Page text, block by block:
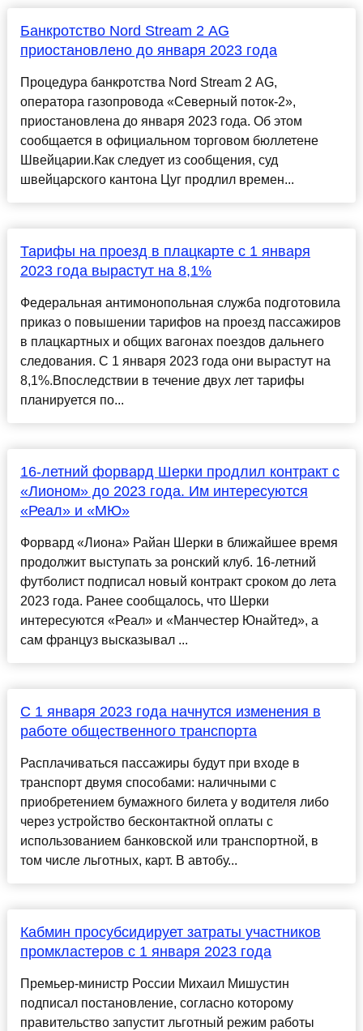
Банкротство Nord Stream 2 AG
приостановлено до января 2023 года
Процедура банкротства Nord Stream 2 AG,
оператора газопровода «Северный поток-2»,
приостановлена до января 2023 года. Об этом
сообщается в официальном торговом бюллетене
Швейцарии.Как следует из сообщения, суд
швейцарского кантона Цуг продлил времен...
Тарифы на проезд в плацкарте с 1 января
2023 года вырастут на 8,1%
Федеральная антимонопольная служба подготовила
приказ о повышении тарифов на проезд пассажиров
в плацкартных и общих вагонах поездов дальнего
следования. С 1 января 2023 года они вырастут на
8,1%.Впоследствии в течение двух лет тарифы
планируется по...
16-летний форвард Шерки продлил контракт с
«Лионом» до 2023 года. Им интересуются
«Реал» и «МЮ»
Форвард «Лиона» Райан Шерки в ближайшее время
продолжит выступать за ронский клуб. 16-летний
футболист подписал новый контракт сроком до лета
2023 года. Ранее сообщалось, что Шерки
интересуются «Реал» и «Манчестер Юнайтед», а
сам француз высказывал ...
С 1 января 2023 года начнутся изменения в
работе общественного транспорта
Расплачиваться пассажиры будут при входе в
транспорт двумя способами: наличными с
приобретением бумажного билета у водителя либо
через устройство бесконтактной оплаты с
использованием банковской или транспортной, в
том числе льготных, карт. В автобу...
Кабмин просубсидирует затраты участников
промкластеров с 1 января 2023 года
Премьер-министр России Михаил Мишустин
подписал постановление, согласно которому
правительство запустит льготный режим работы